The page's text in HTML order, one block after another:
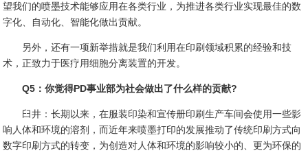
望我们的喷墨技术能够应用在各类行业，为推进各类行业实现最佳的数
字化、自动化、智能化做出贡献。
另外，还有一项新举措就是我们利用在印刷领域积累的经验和技
术，正致力于医疗用细胞分离装置的开发。
Q5：你觉得PD事业部为社会做出了什么样的贡献?
臼井：长期以来，在服装印染和宣传册印刷生产车间会使用一些影
响人体和环境的溶剂，而近年来喷墨打印的发展推动了传统印刷方式向
数字印刷方式的转变，为创造对人体和环境的影响较小的、更为环保的